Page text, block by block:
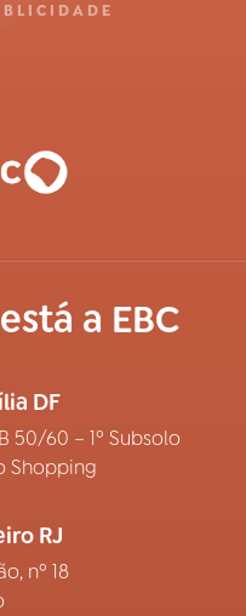
a EBC
DF
50/60 – 1º Subsolo
Shopping
RJ
nº 18